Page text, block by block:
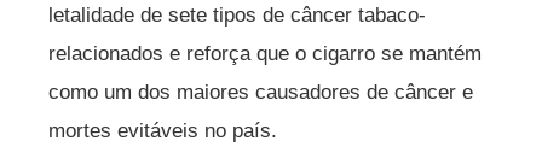
letalidade de sete tipos de câncer tabaco-
relacionados e reforça que o cigarro se mantém
como um dos maiores causadores de câncer e
mortes evitáveis no país.